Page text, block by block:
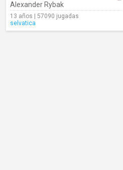
Alexander Rybak
13 años | 57090 jugadas
selvatica